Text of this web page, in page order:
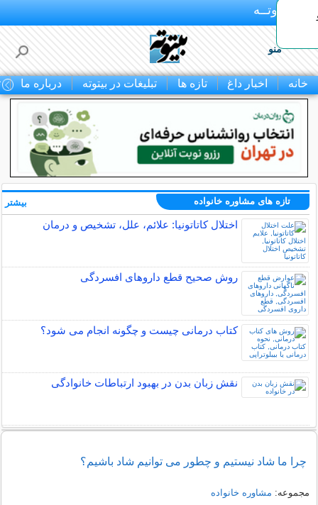
بـیتوتــه
منو
خانه اخبار داغ تازه ها تبلیغات در بیتوته درباره ما
تازه های مشاوره خانواده
اختلال کاتاتونیا: علائم، علل، تشخیص و درمان
روش صحیح قطع داروهای افسردگی
کتاب درمانی چیست و چگونه انجام می شود؟
نقش زبان بدن در بهبود ارتباطات خانوادگی
بیشتر
چرا ما شاد نیستیم و چطور می توانیم شاد باشیم؟
مجموعه: مشاوره خانواده